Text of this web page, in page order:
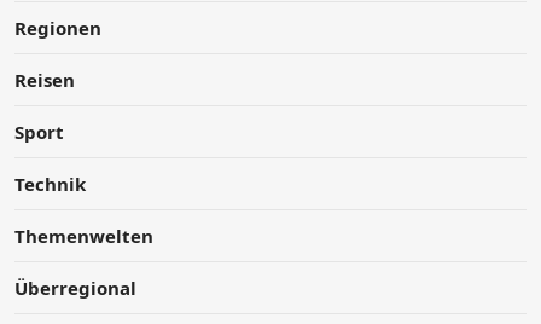
Regionen
Reisen
Sport
Technik
Themenwelten
Überregional